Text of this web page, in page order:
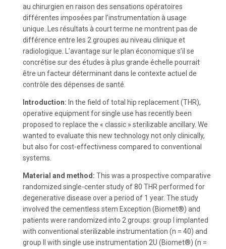
au chirurgien en raison des sensations opératoires
différentes imposées par l’instrumentation à usage
unique. Les résultats à court terme ne montrent pas de
différence entre les 2 groupes au niveau clinique et
radiologique. L’avantage sur le plan économique s’il se
concrétise sur des études à plus grande échelle pourrait
être un facteur déterminant dans le contexte actuel de
contrôle des dépenses de santé.
Introduction: In the field of total hip replacement (THR),
operative equipment for single use has recently been
proposed to replace the « classic » sterilizable ancillary. We
wanted to evaluate this new technology not only clinically,
but also for cost-effectivness compared to conventional
systems.
Material and method: This was a prospective comparative
randomized single-center study of 80 THR performed for
degenerative disease over a period of 1 year. The study
involved the cementless stem Exception (Biomet®) and
patients were randomized into 2 groups: group I implanted
with conventional sterilizable instrumentation (n = 40) and
group II with single use instrumentation 2U (Biomet®) (n =